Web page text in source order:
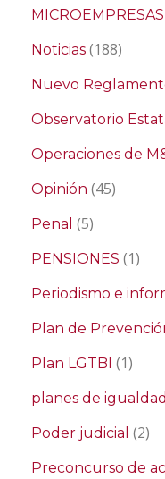
MICROEMPRESAS
Noticias (188)
Nuevo
Observatorio
Operaciones de
Opinión (45)
Penal (5)
PENSIONES (1)
Periodismo e
Plan de
Plan LGTBI (1)
planes de igualdad
Poder judicial (2)
Preconcurso de